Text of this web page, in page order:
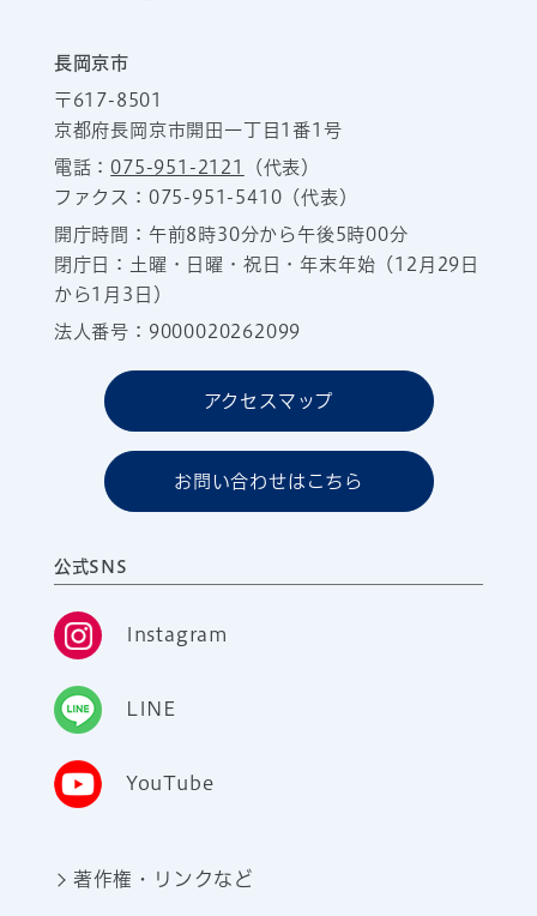
長岡京市
〒617-8501
京都府長岡京市開田一丁目1番1号
電話：075-951-2121
（代表）
ファクス：075-951-5410（代表）
開庁時間：午前8時30分から午後5時00分
閉庁日：土曜・日曜・祝日・年末年始（12月29日
から1月3日）
法人番号：9000020262099
アクセスマップ
お問い合わせはこちら
公式SNS
Instagram
LINE
YouTube
著作権・リンクなど